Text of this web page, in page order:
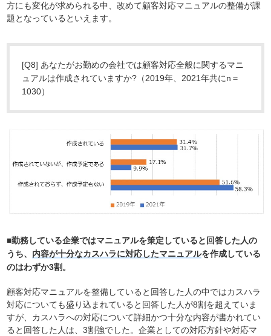
方にも変化が求められる中、改めて顧客対応マニュアルの整備が課
題となっているといえます。
[Q8] あなたがお勤めの会社では顧客対応全般に関するマニ
ュアルは作成されていますか?（2019年、2021年共にn＝
1030）
■勤務している企業ではマニュアルを策定していると回答した人の
うち、 内容が十分なカスハラに対応したマニュアルを作成している
のはわずか3割。
顧客対応マニュアルを整備していると回答した人の中ではカスハラ
対応についても盛り込まれていると回答した人が8割を超えていま
すが、カスハラへの対応について詳細かつ十分な内容が書かれてい
ると回答した人は、3割強でした。企業としての対応方針や対応マ